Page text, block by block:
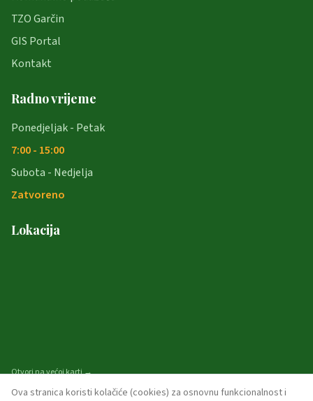
TZO Garčin
GIS Portal
Kontakt
Radno vrijeme
Ponedjeljak - Petak
7:00 - 15:00
Subota - Nedjelja
Zatvoreno
Lokacija
Otvori na većoj karti →
Ova stranica koristi kolačiće (cookies) za osnovnu funkcionalnost i